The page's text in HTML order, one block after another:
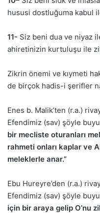
hususi dostluğuma kabul
11- Siz beni dua ve niyaz
ahiretinizin kurtuluşu ile
Zikrin önemi ve kıymeti
de birçok hadis-i şerifler
Enes b. Malik’ten (r.a.)
Efendimiz (sav) şöyle
bir mecliste oturanları
rahmeti onları kaplar ve
meleklerle anar.”
Ebu Hureyre’den (r.a.)
Efendimiz (sav) şöyle
için bir araya gelip O’nu